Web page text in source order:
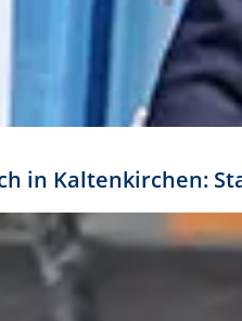
in Kaltenkirchen: